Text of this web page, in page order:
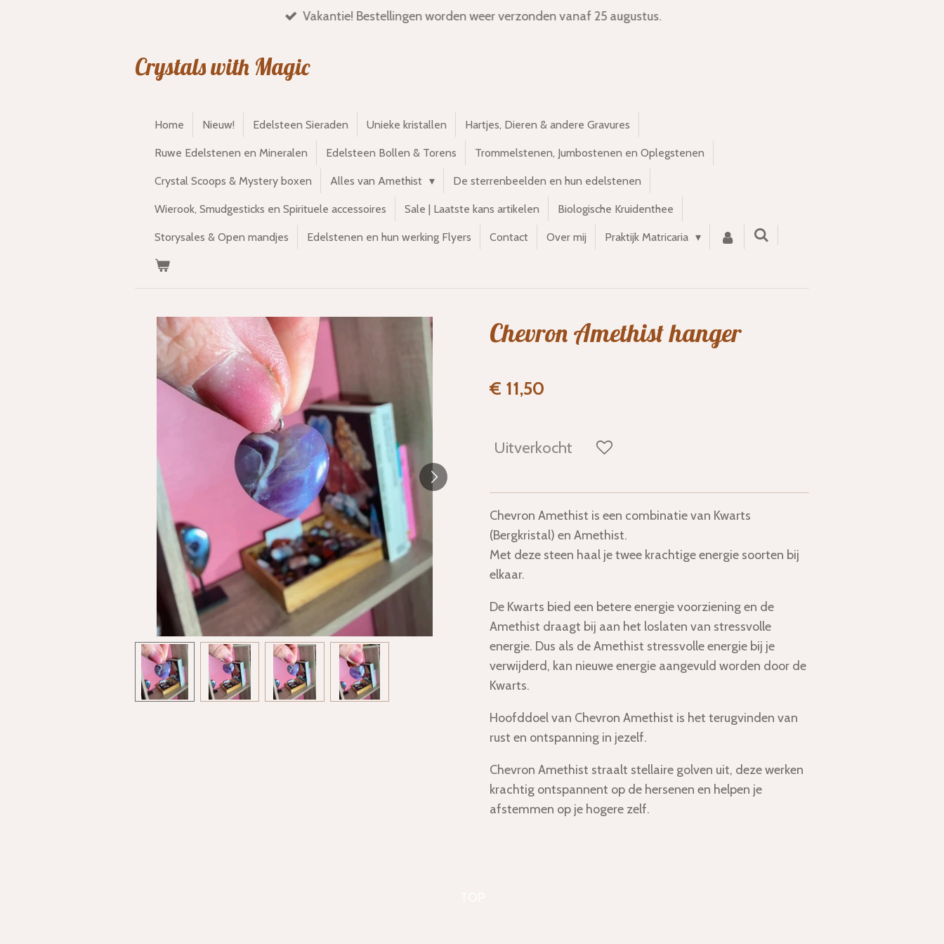
Vakantie! Bestellingen worden weer verzonden vanaf 25 augustus.
Crystals with Magic
Home Nieuw! Edelsteen Sieraden Unieke kristallen Hartjes, Dieren & andere Gravures
Ruwe Edelstenen en Mineralen Edelsteen Bollen & Torens Trommelstenen, Jumbostenen en Oplegstenen
Crystal Scoops & Mystery boxen Alles van Amethist De sterrenbeelden en hun edelstenen
Wierook, Smudgesticks en Spirituele accessoires Sale | Laatste kans artikelen Biologische Kruidenthee
Storysales & Open mandjes Edelstenen en hun werking Flyers Contact Over mij Praktijk Matricaria
Chevron Amethist hanger
€ 11,50
Uitverkocht
Chevron Amethist is een combinatie van Kwarts
(Bergkristal) en Amethist.
Met deze steen haal je twee krachtige energie soorten bij
elkaar.
De Kwarts bied een betere energie voorziening en de
Amethist draagt bij aan het loslaten van stressvolle
energie. Dus als de Amethist stressvolle energie bij je
verwijderd, kan nieuwe energie aangevuld worden door de
Kwarts.
Hoofddoel van Chevron Amethist is het terugvinden van
rust en ontspanning in jezelf.
Chevron Amethist straalt stellaire golven uit, deze werken
krachtig ontspannent op de hersenen en helpen je
afstemmen op je hogere zelf.